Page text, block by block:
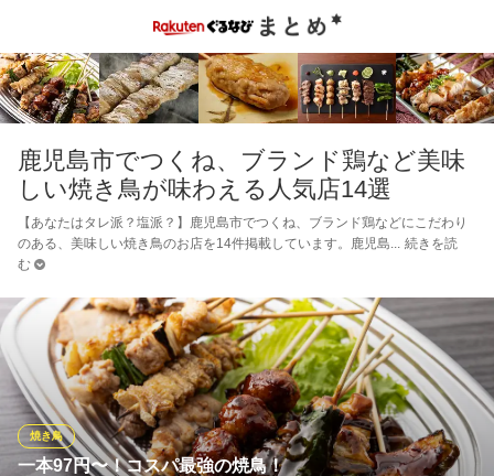
鹿児島市でつくね、ブランド鶏など美味
しい焼き鳥が味わえる人気店14選
【あなたはタレ派？塩派？】鹿児島市でつくね、ブランド鶏などにこだわり
のある、美味しい焼き鳥のお店を14件掲載しています。鹿児島
続きを読
む
一本97円〜！コスパ最強の焼鳥！
焼き鳥